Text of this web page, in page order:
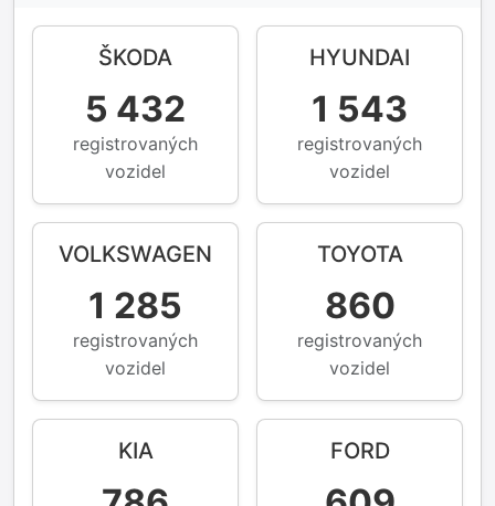
ŠKODA
5 432
registrovaných
vozidel
HYUNDAI
1 543
registrovaných
vozidel
VOLKSWAGEN
1 285
registrovaných
vozidel
TOYOTA
860
registrovaných
vozidel
KIA FORD